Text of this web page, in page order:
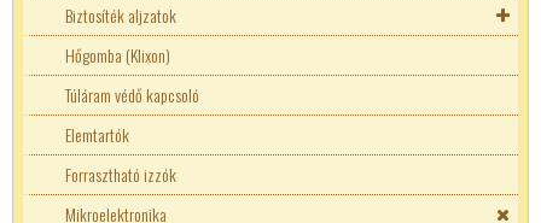
Biztosíték aljzatok
5x20mm biztosíték
6x30mm biztosíték
Axiális kivezetéssel
Erősáramú biztosíték
Hőbiztosíték
Biztosíték aljzatok
Autós biztosíték tartó
Erősáramú biztosíték aljzat
Normál biztosíték aljzat
Hőgomba (Klixon)
Túláram védő kapcsoló
Elemtartók
Forrasztható izzók
Mikroelektronika